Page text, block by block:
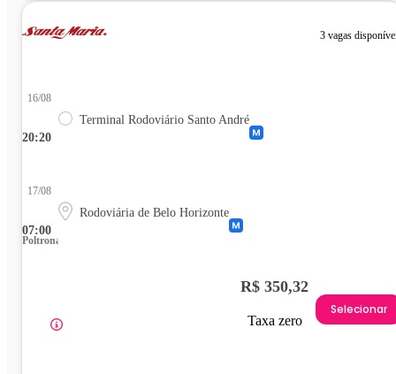
3 vagas
20:20
16/08
Terminal Rodoviário Santo André
07:00
17/08
Rodoviária de Belo Horizonte
Poltrona
R$ 350,32
Taxa zero
Selecionar